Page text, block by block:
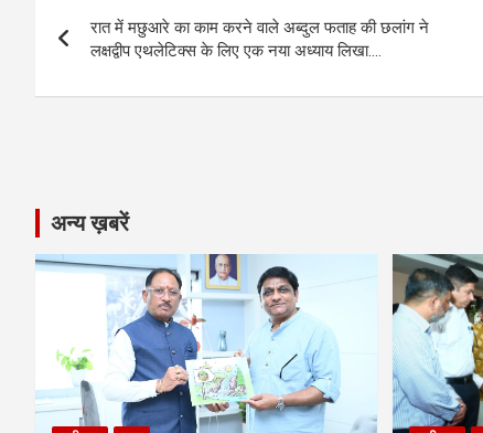
o
o
k
g
er
A
p
p
a
m
n
k
navigation
रात में मछुआरे का काम करने वाले अब्दुल फताह की छलांग ने
लक्षद्वीप एथलेटिक्स के लिए एक नया अध्याय लिखा….
अन्य ख़बरें